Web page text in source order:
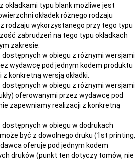
okładkami typu blank możliwe jest
okładek różnego rodzaju
rodzaju wykorzystanego przy tego typu
zabrudzeń na tego typu okładkach
zakresie.
dostępnych w obiegu z różnymi wersjami
wydawcę pod jednym kodem produktu
konkretną wersją okładki.
dostępnych w obiegu z różnymi wersjami
oferowanymi przez wydawcę pod
zapewniamy realizacji z konkretną
dostępnych w obiegu w dodrukach
być z dowolnego druku (1st printing,
oferuje pod jednym kodem
druków (punkt ten dotyczy tomów, nie